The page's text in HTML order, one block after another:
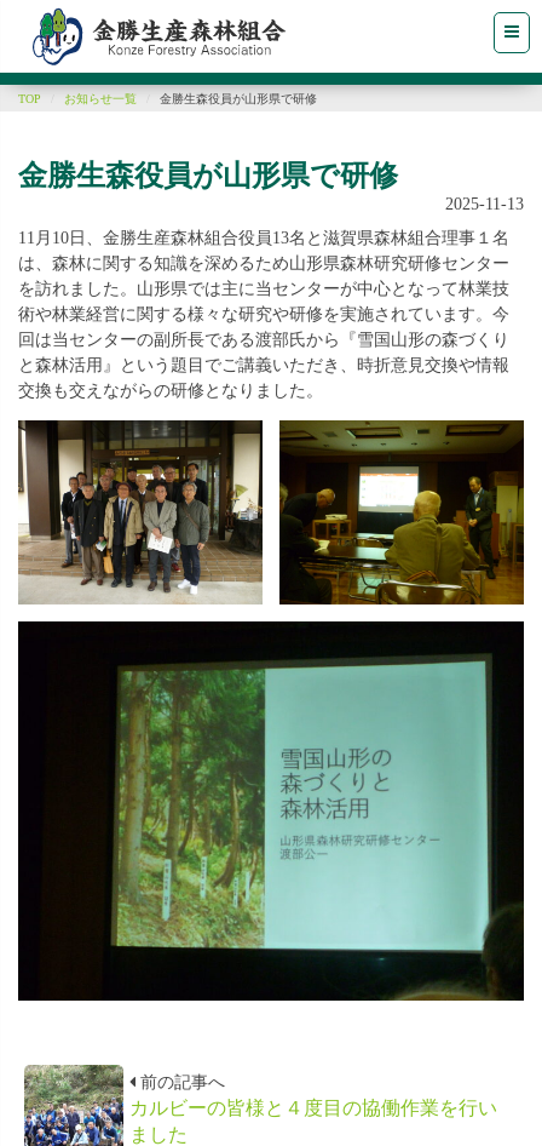
TOP お知らせ一覧 金勝生森役員が山形県で研修
金勝生森役員が山形県で研修
2025-11-13
11月10日、金勝生産森林組合役員13名と滋賀県森林組合理事１名
は、森林に関する知識を深めるため山形県森林研究研修センター
を訪れました。山形県では主に当センターが中心となって林業技
術や林業経営に関する様々な研究や研修を実施されています。今
回は当センターの副所長である渡部氏から『雪国山形の森づくり
と森林活用』という題目でご講義いただき、時折意見交換や情報
交換も交えながらの研修となりました。
前の記事へ
カルビーの皆様と４度目の協働作業を行い
ました